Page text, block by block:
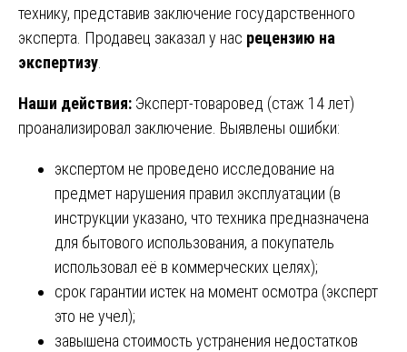
технику, представив заключение государственного
эксперта. Продавец заказал у нас рецензию на
экспертизу.
Наши действия: Эксперт-товаровед (стаж 14 лет)
проанализировал заключение. Выявлены ошибки:
экспертом не проведено исследование на
предмет нарушения правил эксплуатации (в
инструкции указано, что техника предназначена
для бытового использования, а покупатель
использовал её в коммерческих целях);
срок гарантии истек на момент осмотра (эксперт
это не учел);
завышена стоимость устранения недостатков